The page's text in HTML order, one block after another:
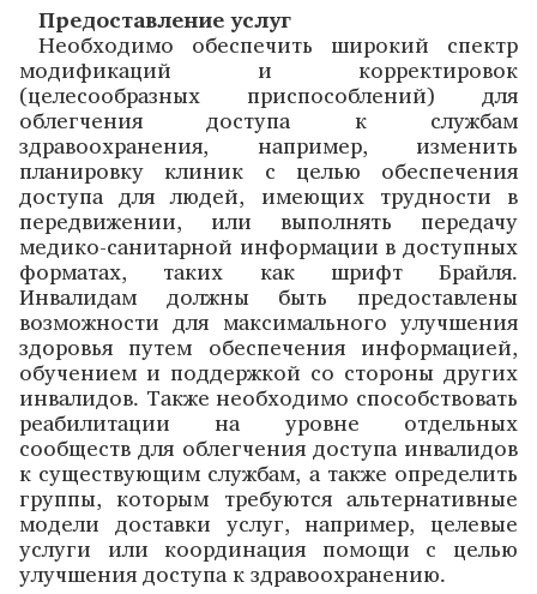
Предоставление услуг
Необходимо обеспечить широкий спектр
модификаций и корректировок
(целесообразных приспособлений) для
облегчения доступа к службам
здравоохранения, например, изменить
планировку клиник с целью обеспечения
доступа для людей, имеющих трудности в
передвижении, или выполнять передачу
медико-санитарной информации в доступных
форматах, таких как шрифт Брайля.
Инвалидам должны быть предоставлены
возможности для максимального улучшения
здоровья путем обеспечения информацией,
обучением и поддержкой со стороны других
инвалидов. Также необходимо способствовать
реабилитации на уровне отдельных
сообществ для облегчения доступа инвалидов
к существующим службам, а также определить
группы, которым требуются альтернативные
модели доставки услуг, например, целевые
услуги или координация помощи с целью
улучшения доступа к здравоохранению.